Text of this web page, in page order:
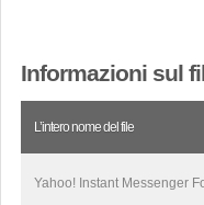
Informazioni sul
L’intero nome del file
Yahoo! Instant Messenger